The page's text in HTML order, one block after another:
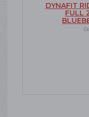
DYNAFIT
FULL